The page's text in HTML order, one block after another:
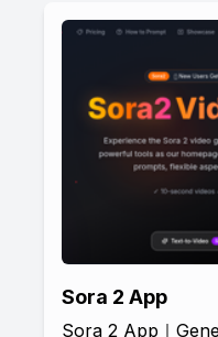
Sora 2 App
Sora 2 App｜